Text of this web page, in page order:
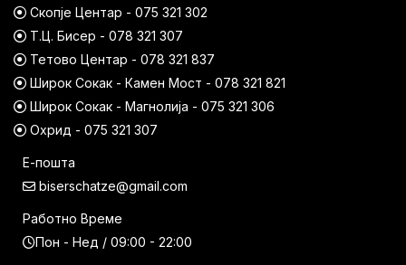
Скопје Центар - 075 321 302
Т.Ц. Бисер - 078 321 307
Тетово Центар - 078 321 837
Широк Сокак - Камен Мост - 078 321 821
Широк Сокак - Магнолија - 075 321 306
Охрид - 075 321 307
Е-пошта
biserschatze@gmail.com
Работно Време
Пон - Нед / 09:00 - 22:00